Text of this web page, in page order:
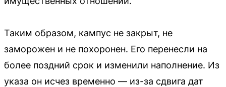
Таким образом, кампус не закрыт, не
заморожен и не похоронен. Его перенесли на
более поздний срок и изменили наполнение. Из
указа он исчез временно — из-за сдвига дат